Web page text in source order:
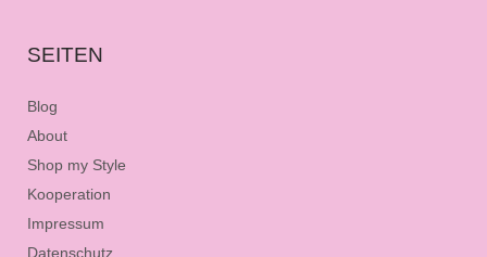
SEITEN
Blog
About
Shop my Style
Kooperation
Impressum
Datenschutz